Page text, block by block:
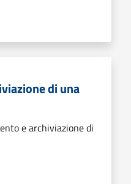
di una
e archiviazione di